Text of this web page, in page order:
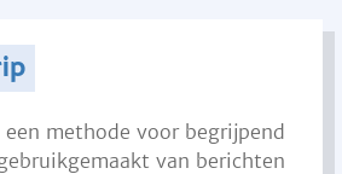
methode voor begrijpend
van berichten